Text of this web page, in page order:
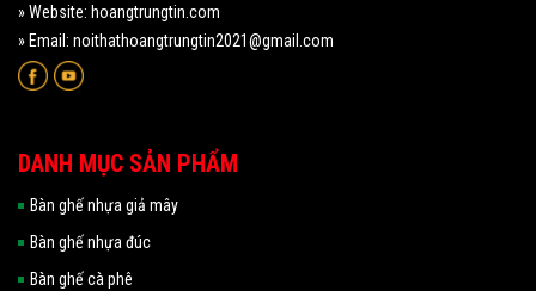
» Website: hoangtrungtin.com
» Email: noithathoangtrungtin2021@gmail.com
DANH MỤC SẢN PHẨM
Bàn ghế nhựa giả mây
Bàn ghế nhựa đúc
Bàn ghế cà phê